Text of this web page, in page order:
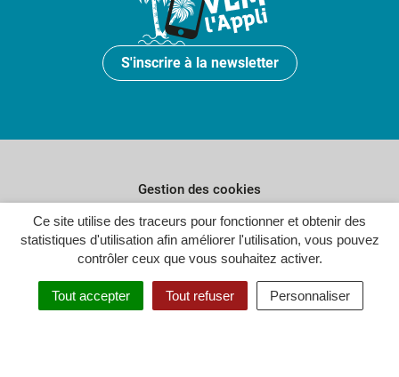
Ce site utilise des traceurs pour fonctionner et obtenir des
statistiques d'utilisation afin améliorer l'utilisation, vous pouvez
contrôler ceux que vous souhaitez activer.
Tout accepter Tout refuser Personnaliser
S'inscrire à la newsletter
Gestion des cookies
Plan du site
Politique de confidentialité
Crédits